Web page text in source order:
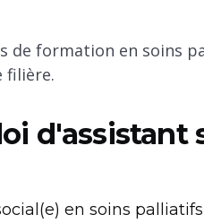
de formation en soins
filière.
d'assistant
en soins